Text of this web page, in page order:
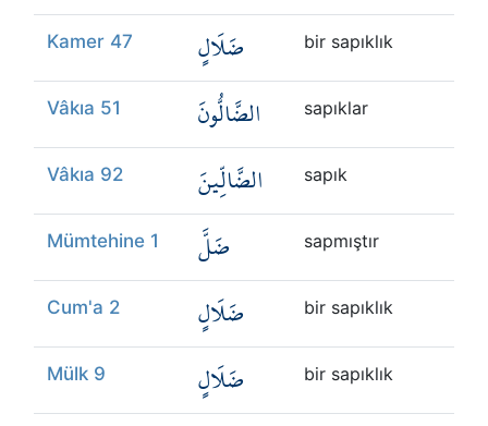
Kamer 47 ضَلَالٍ bir sapıklık
Vâkıa 51 الضَّالُّونَ sapıklar
Vâkıa 92 الضَّالِّينَ sapık
Mümtehine 1 ضَلَّ sapmıştır
Cum'a 2 ضَلَالٍ bir sapıklık
Mülk 9 ضَلَالٍ bir sapıklık